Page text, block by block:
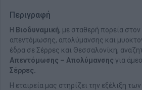
Περιγραφή
Η Βιοδυναμική, με σταθερή πορεία
απεντόμωσης, απολύμανσης και
έδρα σε Σέρρες και Θεσσαλονίκη,
Απεντόμωσης – Απολύμανσης για
Σέρρες.
Η εταιρεία μας στηρίζει την εξέλιξη